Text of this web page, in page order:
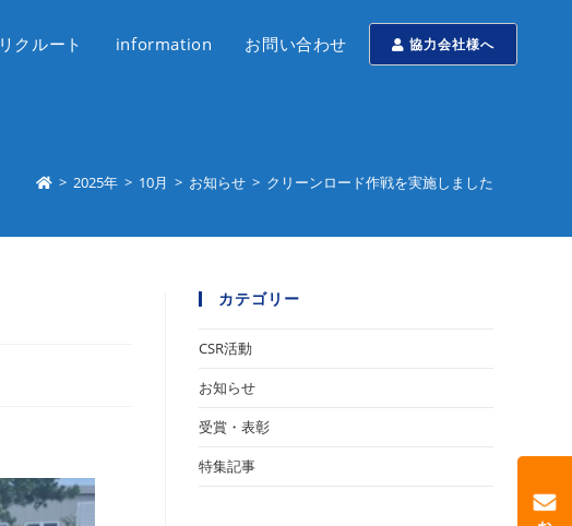
協力会社様へ
リクルート information お問い合わせ
> 2025年 > 10月 > お知らせ > クリーンロード作戦を実施しました
カテゴリー
CSR活動
お知らせ
受賞・表彰
特集記事